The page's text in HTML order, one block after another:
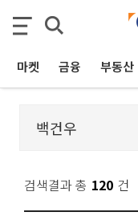
마켓 금융 부동산
검색결과 총 120 건